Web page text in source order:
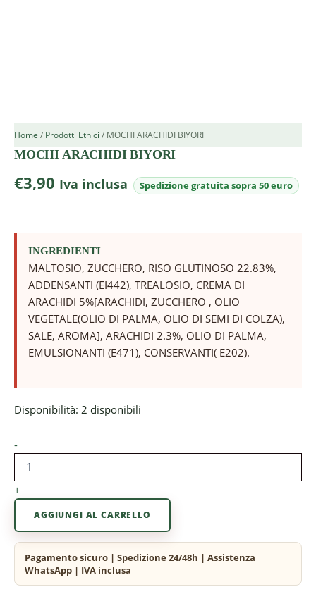
Home / Prodotti Etnici / MOCHI ARACHIDI BIYORI
MOCHI ARACHIDI BIYORI
€3,90 Iva inclusa
INGREDIENTI
MALTOSIO, ZUCCHERO, RISO GLUTINOSO 22.83%,
ADDENSANTI (EI442), TREALOSIO, CREMA DI
ARACHIDI 5%[ARACHIDI, ZUCCHERO , OLIO
VEGETALE(OLIO DI PALMA, OLIO DI SEMI DI COLZA),
SALE, AROMA], ARACHIDI 2.3%, OLIO DI PALMA,
EMULSIONANTI (E471), CONSERVANTI( E202).
Disponibilità: 2 disponibili
-
+
AGGIUNGI AL CARRELLO